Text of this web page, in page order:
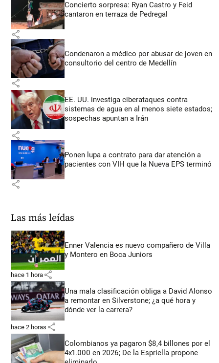
Concierto sorpresa: Ryan Castro y Feid
cantaron en terraza de Pedregal
share
Condenaron a médico por abusar de joven en
consultorio del centro de Medellín
share
EE. UU. investiga ciberataques contra
sistemas de agua en al menos siete estados;
sospechas apuntan a Irán
share
Ponen lupa a contrato para dar atención a
pacientes con VIH que la Nueva EPS terminó
share
Las más leídas
Enner Valencia es nuevo compañero de Villa
y Montero en Boca Juniors
hace 1 hora share
Una mala clasificación obliga a David Alonso
a remontar en Silverstone; ¿a qué hora y
dónde ver la carrera?
hace 2 horas share
Colombianos ya pagaron $8,4 billones por el
4x1.000 en 2026; De la Espriella propone